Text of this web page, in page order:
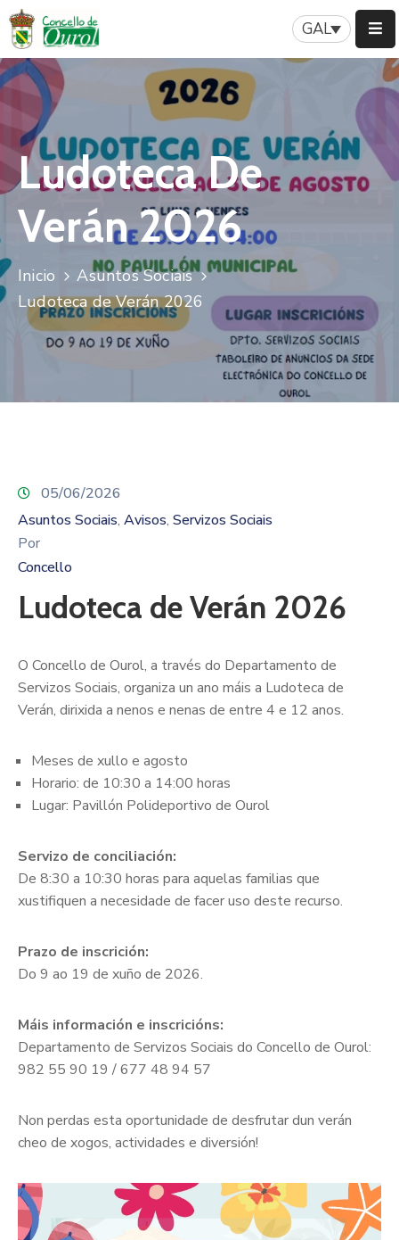
GAL
Inicio
Concello
Servizos
Historia
Turismo
Contacto
Ludoteca De
Verán 2026
Inicio
Asuntos Sociais
Ludoteca de Verán 2026
05/06/2026
Asuntos Sociais‚ Avisos‚ Servizos Sociais
Por
Concello
Ludoteca de Verán 2026
O Concello de Ourol, a través do Departamento de
Servizos Sociais, organiza un ano máis a Ludoteca de
Verán, dirixida a nenos e nenas de entre 4 e 12 anos.
Meses de xullo e agosto
Horario: de 10:30 a 14:00 horas
Lugar: Pavillón Polideportivo de Ourol
Servizo de conciliación:
De 8:30 a 10:30 horas para aquelas familias que
xustifiquen a necesidade de facer uso deste recurso.
Prazo de inscrición:
Do 9 ao 19 de xuño de 2026.
Máis información e inscricións:
Departamento de Servizos Sociais do Concello de Ourol:
982 55 90 19 / 677 48 94 57
Non perdas esta oportunidade de desfrutar dun verán
cheo de xogos, actividades e diversión!